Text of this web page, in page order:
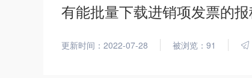
有能批量下载进销项发票的
更新时间：2022-07-28 被浏览：91